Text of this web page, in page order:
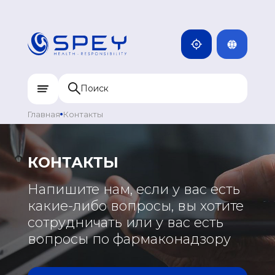
МОНГОЛИЯ
ДОМИНИКАН
ТАДЖИКИСТАН
МОНГОЛИЯ
MNG
Главная Контакты
КОНТАКТЫ
Напишите нам, если у вас есть
какие-либо вопросы, вы хотите
сотрудничать или у вас есть
вопросы по фармаконадзору
ЕВРОПА
ГРЕЦИЯ
ПОРТУГАЛИЯ
РОССИЯ